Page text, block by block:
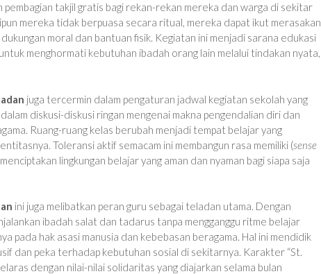
takjil gratis bagi rekan-rekan mereka dan warga di sekitar
mereka tidak berpuasa secara ritual, mereka dapat ikut merasakan
moral dan bantuan fisik. Kegiatan ini menjadi sarana edukasi
menghormati kebutuhan ibadah orang lain melalui tindakan nyata,
juga tercermin dalam pengaturan jadwal kegiatan sekolah yang
diskusi-diskusi ringan mengenai makna pengendalian diri dan
Ruang-ruang kelas berubah menjadi tempat belajar yang
Toleransi aktif semacam ini membangun rasa memiliki (sense
lingkungan belajar yang aman dan nyaman bagi siapa saja
ini juga melibatkan peran guru sebagai teladan utama. Dengan
ibadah salat dan tadarus tanpa mengganggu ritme belajar
pada hak asasi manusia dan kebebasan beragama. Hal ini mendidik
dan peka terhadap kebutuhan sosial di sekitarnya. Karakter “St.
dengan nilai-nilai solidaritas yang diajarkan selama bulan